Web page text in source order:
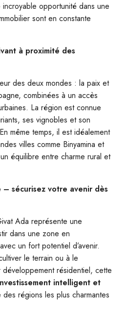
opportunité dans une
sont en constante
à proximité des
des deux mondes : la paix et
combinées à un accès
La région est connue
ses vignobles et son
même temps, il est idéalement
villes comme Binyamina et
équilibre entre charme rural et
sécurisez votre avenir dès
Ada représente une
dans une zone en
un fort potentiel d’avenir.
le terrain ou à le
résidentiel, cette
intelligent et
des régions les plus charmantes